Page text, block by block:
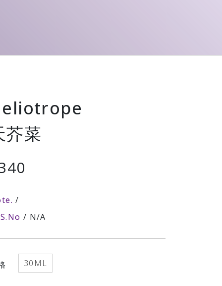
芥菜
/
/ N/A
30ML